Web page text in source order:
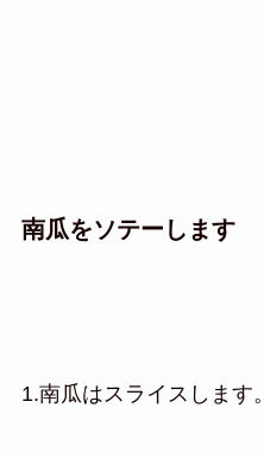
南瓜をソテーします
1.南瓜はスライスします。